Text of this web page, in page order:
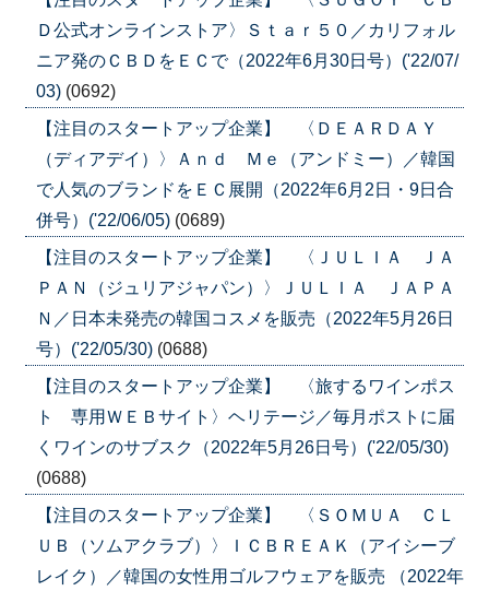
Ｄ公式オンラインストア〉Ｓｔａｒ５０／カリフォル
ニア発のＣＢＤをＥＣで（2022年6月30日号）('22/07/
03) (0692)
【注目のスタートアップ企業】 〈ＤＥＡＲＤＡＹ
（ディアデイ）〉Ａｎｄ Ｍｅ（アンドミー）／韓国
で人気のブランドをＥＣ展開（2022年6月2日・9日合
併号）('22/06/05) (0689)
【注目のスタートアップ企業】 〈ＪＵＬＩＡ ＪＡ
ＰＡＮ（ジュリアジャパン）〉ＪＵＬＩＡ ＪＡＰＡ
Ｎ／日本未発売の韓国コスメを販売（2022年5月26日
号）('22/05/30) (0688)
【注目のスタートアップ企業】 〈旅するワインポス
ト 専用ＷＥＢサイト〉ヘリテージ／毎月ポストに届
くワインのサブスク（2022年5月26日号）('22/05/30)
(0688)
【注目のスタートアップ企業】 〈ＳＯＭＵＡ ＣＬ
ＵＢ（ソムアクラブ）〉ＩＣＢＲＥＡＫ（アイシーブ
レイク）／韓国の女性用ゴルフウェアを販売 （2022年